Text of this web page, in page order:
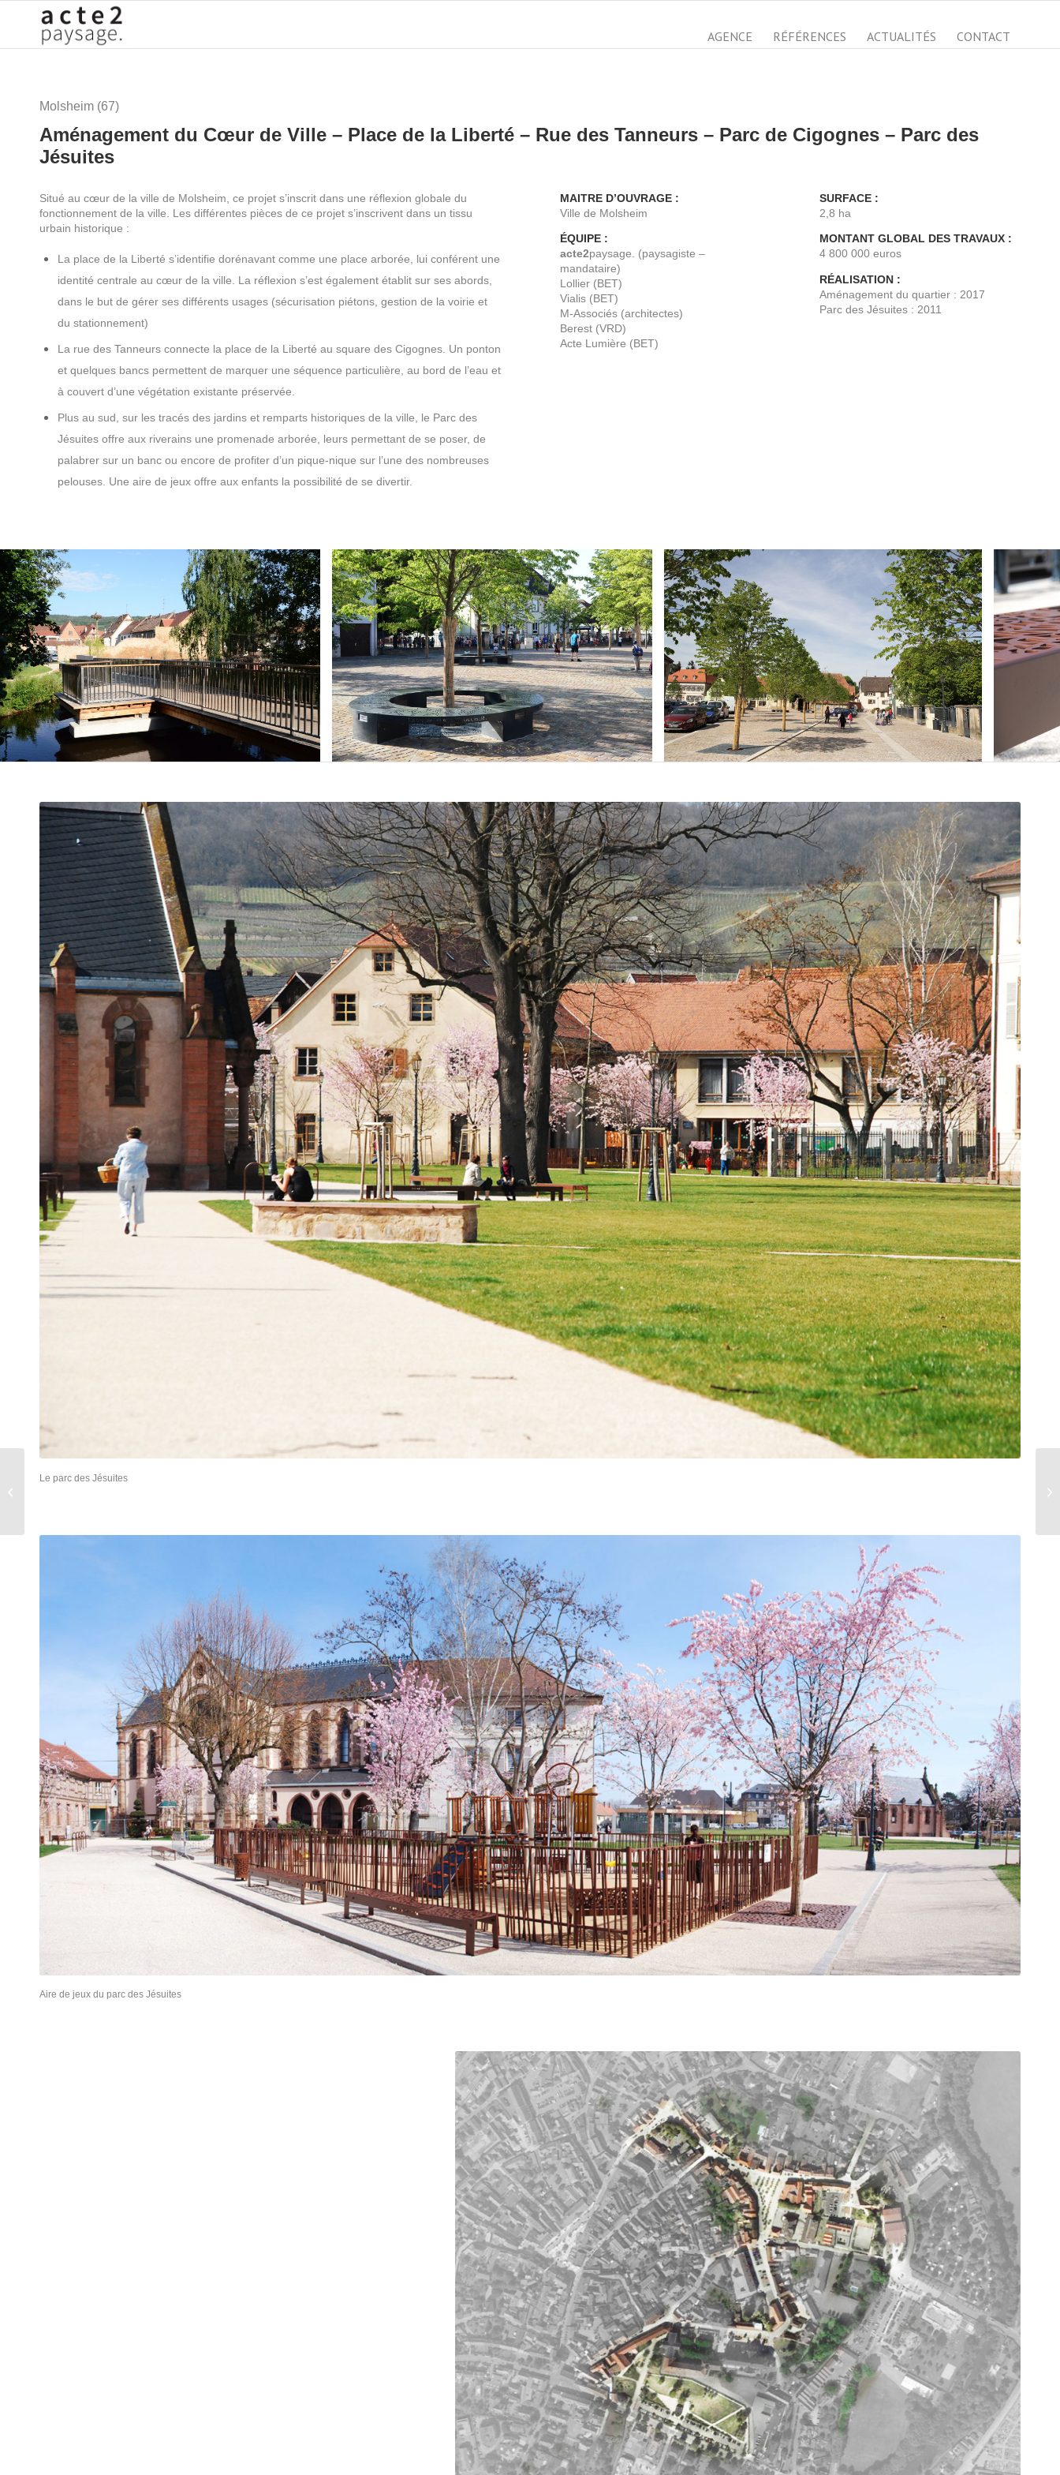
AGENCE RÉFÉRENCES ACTUALITÉS CONTACT
Molsheim (67)
Aménagement du Cœur de Ville – Place de la Liberté – Rue des Tanneurs – Parc de Cigognes – Parc des
Jésuites
Situé au cœur de la ville de Molsheim, ce projet s’inscrit dans une réflexion globale du
fonctionnement de la ville. Les différentes pièces de ce projet s’inscrivent dans un tissu
urbain historique :
La place de la Liberté s’identifie dorénavant comme une place arborée, lui conférent une
identité centrale au cœur de la ville. La réflexion s’est également établit sur ses abords,
dans le but de gérer ses différents usages (sécurisation piétons, gestion de la voirie et
du stationnement)
La rue des Tanneurs connecte la place de la Liberté au square des Cigognes. Un ponton
et quelques bancs permettent de marquer une séquence particulière, au bord de l’eau et
à couvert d’une végétation existante préservée.
Plus au sud, sur les tracés des jardins et remparts historiques de la ville, le Parc des
Jésuites offre aux riverains une promenade arborée, leurs permettant de se poser, de
palabrer sur un banc ou encore de profiter d’un pique-nique sur l’une des nombreuses
pelouses. Une aire de jeux offre aux enfants la possibilité de se divertir.
MAITRE D’OUVRAGE :
Ville de Molsheim
ÉQUIPE :
acte2paysage. (paysagiste –
mandataire)
Lollier (BET)
Vialis (BET)
M-Associés (architectes)
Berest (VRD)
Acte Lumière (BET)
SURFACE :
2,8 ha
MONTANT GLOBAL DES TRAVAUX :
4 800 000 euros
RÉALISATION :
Aménagement du quartier : 2017
Parc des Jésuites : 2011
Le parc des Jésuites
Aire de jeux du parc des Jésuites
Vitry-le-François –